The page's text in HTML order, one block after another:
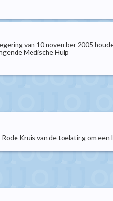
van 10 november 2005
Medische Hulp
Kruis van de toelating om een